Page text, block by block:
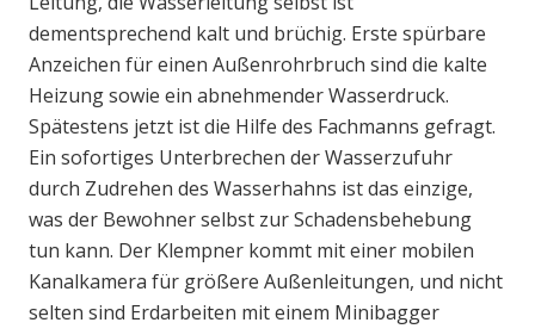
dementsprechend kalt und brüchig. Erste spürbare
Anzeichen für einen Außenrohrbruch sind die kalte
Heizung sowie ein abnehmender Wasserdruck.
Spätestens jetzt ist die Hilfe des Fachmanns gefragt.
Ein sofortiges Unterbrechen der Wasserzufuhr
durch Zudrehen des Wasserhahns ist das einzige,
was der Bewohner selbst zur Schadensbehebung
tun kann. Der Klempner kommt mit einer mobilen
Kanalkamera für größere Außenleitungen, und nicht
selten sind Erdarbeiten mit einem Minibagger